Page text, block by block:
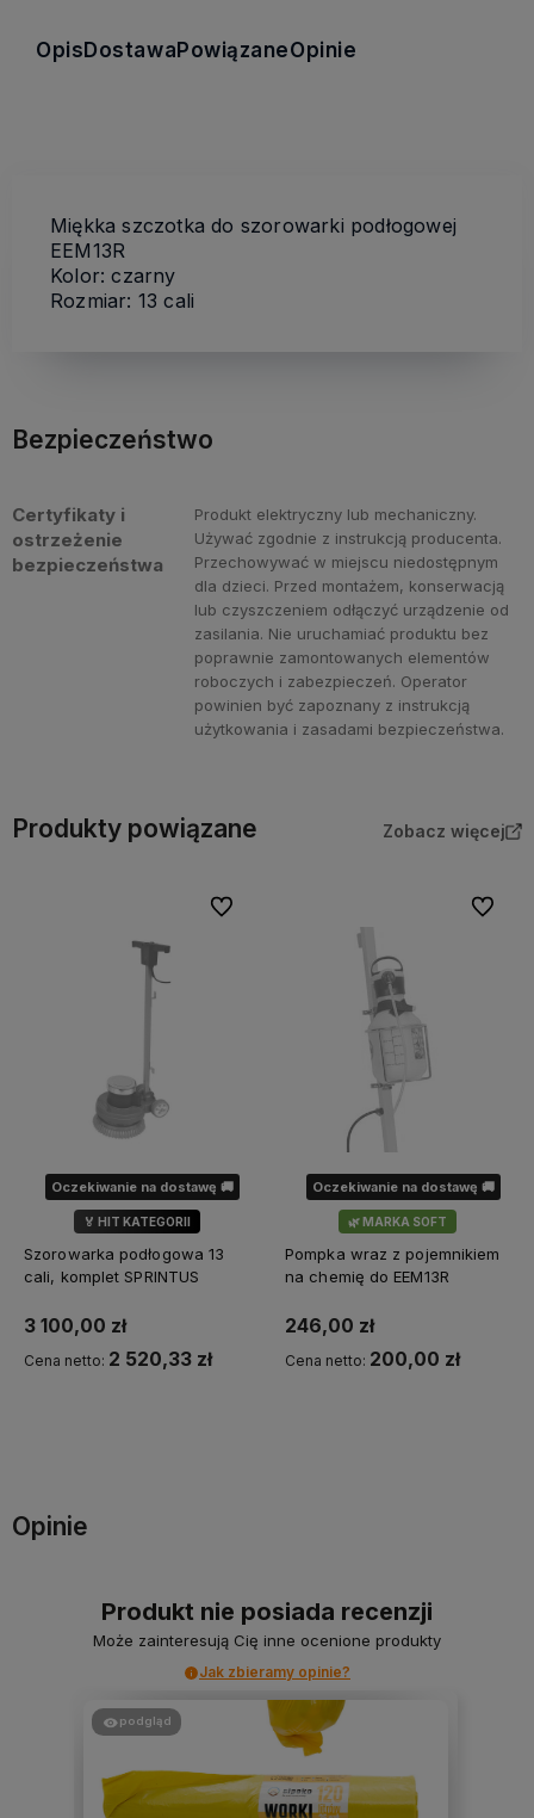
OpisDostawaPowiązaneOpinie
Miękka szczotka do szorowarki podłogowej
EEM13R
Kolor: czarny
Rozmiar: 13 cali
Bezpieczeństwo
Certyfikaty i
ostrzeżenie
bezpieczeństwa
Produkt elektryczny lub mechaniczny.
Używać zgodnie z instrukcją producenta.
Przechowywać w miejscu niedostępnym
dla dzieci. Przed montażem, konserwacją
lub czyszczeniem odłączyć urządzenie od
zasilania. Nie uruchamiać produktu bez
poprawnie zamontowanych elementów
roboczych i zabezpieczeń. Operator
powinien być zapoznany z instrukcją
użytkowania i zasadami bezpieczeństwa.
Produkty powiązane Zobacz więcej
Oczekiwanie na dostawę 🚚
🏅 HIT KATEGORII
🌿 MARKA SOFT
Szorowarka podłogowa 13
cali, komplet SPRINTUS
3 100,00 zł
Cena netto: 2 520,33 zł
Do ulubionych
Oczekiwanie na dostawę 🚚
🌿 MARKA SOFT
Pompka wraz z pojemnikiem
na chemię do EEM13R
246,00 zł
Cena netto: 200,00 zł
Do
Opinie
Produkt nie posiada recenzji
Może zainteresują Cię inne ocenione produkty
Jak zbieramy opinie?
podgląd